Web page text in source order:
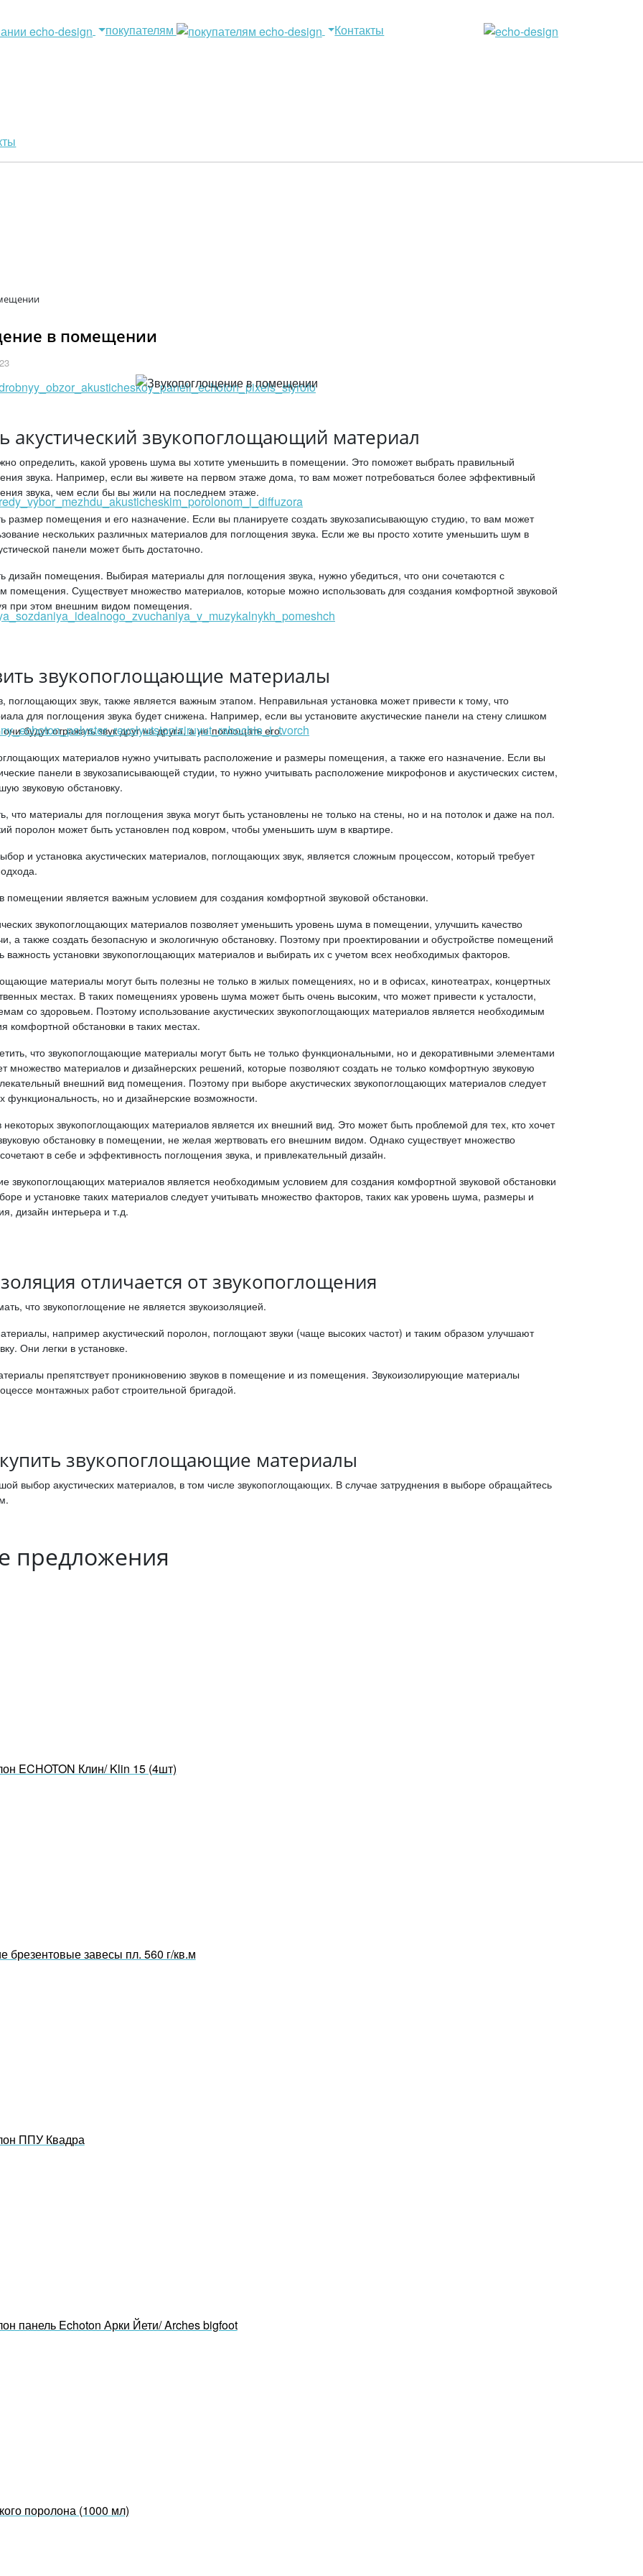
покупателям Контакты
в помещении
акустический звукопоглощающий материал
определить, какой уровень шума вы хотите уменьшить в помещении. Это поможет выбрать правильный
звука. Например, если вы живете на первом этаже дома, то вам может потребоваться более эффективный
звука, чем если бы вы жили на последнем этаже.
размер помещения и его назначение. Если вы планируете создать звукозаписывающую студию, то вам может
нескольких различных материалов для поглощения звука. Если же вы просто хотите уменьшить шум в
панели может быть достаточно.
дизайн помещения. Выбирая материалы для поглощения звука, нужно убедиться, что они сочетаются с
помещения. Существует множество материалов, которые можно использовать для создания комфортной звуковой
при этом внешним видом помещения.
звукопоглощающие материалы
поглощающих звук, также является важным этапом. Неправильная установка может привести к тому, что
для поглощения звука будет снижена. Например, если вы установите акустические панели на стену слишком
они будут отражать звук друг на друга, а не поглощать его.
материалов нужно учитывать расположение и размеры помещения, а также его назначение. Если вы
панели в звукозаписывающей студии, то нужно учитывать расположение микрофонов и акустических систем,
звуковую обстановку.
что материалы для поглощения звука могут быть установлены не только на стены, но и на потолок и даже на пол.
поролон может быть установлен под ковром, чтобы уменьшить шум в квартире.
и установка акустических материалов, поглощающих звук, является сложным процессом, который требует
помещении является важным условием для создания комфортной звуковой обстановки.
звукопоглощающих материалов позволяет уменьшить уровень шума в помещении, улучшить качество
а также создать безопасную и экологичную обстановку. Поэтому при проектировании и обустройстве помещений
важность установки звукопоглощающих материалов и выбирать их с учетом всех необходимых факторов.
материалы могут быть полезны не только в жилых помещениях, но и в офисах, кинотеатрах, концертных
местах. В таких помещениях уровень шума может быть очень высоким, что может привести к усталости,
со здоровьем. Поэтому использование акустических звукопоглощающих материалов является необходимым
комфортной обстановки в таких местах.
что звукопоглощающие материалы могут быть не только функциональными, но и декоративными элементами
множество материалов и дизайнерских решений, которые позволяют создать не только комфортную звуковую
внешний вид помещения. Поэтому при выборе акустических звукопоглощающих материалов следует
функциональность, но и дизайнерские возможности.
некоторых звукопоглощающих материалов является их внешний вид. Это может быть проблемой для тех, кто хочет
обстановку в помещении, не желая жертвовать его внешним видом. Однако существует множество
в себе и эффективность поглощения звука, и привлекательный дизайн.
звукопоглощающих материалов является необходимым условием для создания комфортной звуковой обстановки
и установке таких материалов следует учитывать множество факторов, таких как уровень шума, размеры и
дизайн интерьера и т.д.
отличается от звукопоглощения
что звукопоглощение не является звукоизоляцией.
например акустический поролон, поглощают звуки (чаще высоких частот) и таким образом улучшают
Они легки в установке.
препятствует проникновению звуков в помещение и из помещения. Звукоизолирующие материалы
монтажных работ строительной бригадой.
звукопоглощающие материалы
выбор акустических материалов, в том числе звукопоглощающих. В случае затруднения в выборе обращайтесь
предложения
ECHOTON Клин/ Klin 15 (4шт)
брезентовые завесы пл. 560 г/кв.м
ППУ Квадра
панель Echoton Арки Йети/ Arches bigfoot
поролона (1000 мл)